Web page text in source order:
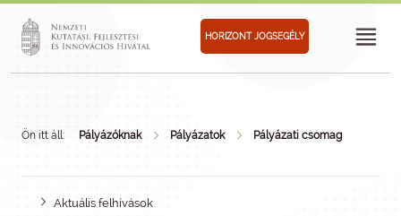
HORIZONT JOGSEGÉLY
Ön itt áll: Pályázóknak Pályázatok Pályázati csomag
Aktuális felhívások